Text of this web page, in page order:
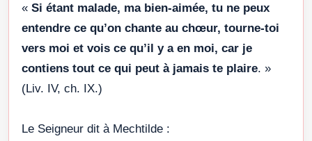
« Si étant malade, ma bien-aimée, tu ne peux
entendre ce qu’on chante au chœur, tourne-toi
vers moi et vois ce qu’il y a en moi, car je
contiens tout ce qui peut à jamais te plaire. »
(Liv. IV, ch. IX.)
Le Seigneur dit à Mechtilde :